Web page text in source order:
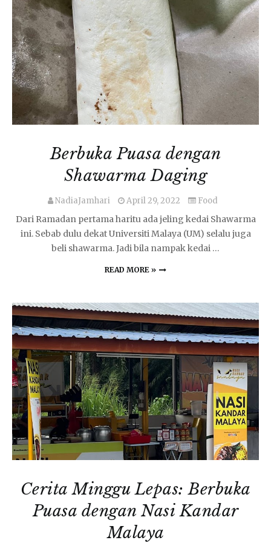
Berbuka Puasa dengan
Shawarma Daging
NadiaJamhari April 29, 2022 Food
Dari Ramadan pertama haritu ada jeling kedai Shawarma
ini. Sebab dulu dekat Universiti Malaya (UM) selalu juga
beli shawarma. Jadi bila nampak kedai …
READ MORE »
Cerita Minggu Lepas: Berbuka
Puasa dengan Nasi Kandar
Malaya